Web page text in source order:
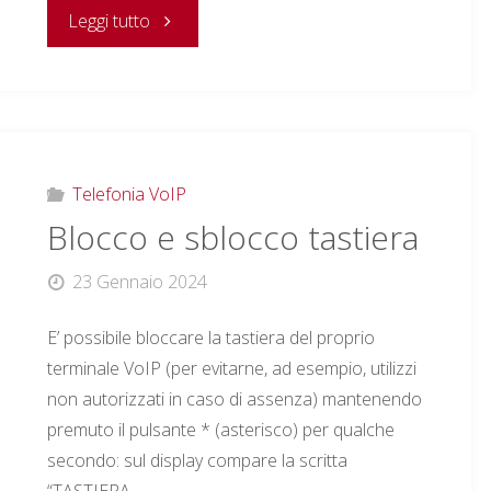
Leggi tutto "Personalizzazione
Telefonia VoIP
Blocco e sblocco tastiera
23 Gennaio 2024
E’ possibile bloccare la tastiera del proprio
terminale VoIP (per evitarne, ad esempio, utilizzi
non autorizzati in caso di assenza) mantenendo
premuto il pulsante * (asterisco) per qualche
secondo: sul display compare la scritta